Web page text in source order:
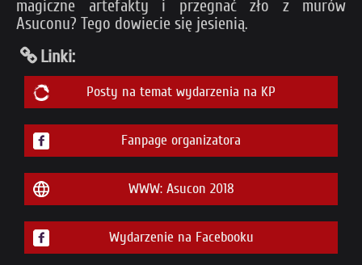
magiczne artefakty i przegnać zło z murów
Asuconu? Tego dowiecie się jesienią.
Linki:
Posty na temat wydarzenia na KP
Fanpage organizatora
WWW: Asucon 2018
Wydarzenie na Facebooku